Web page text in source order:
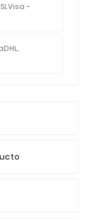
Visa -
DHL,